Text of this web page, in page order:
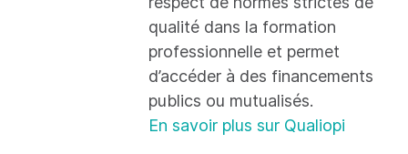
qualité dans la formation
professionnelle et permet
d’accéder à des financements
publics ou mutualisés.
En savoir plus sur Qualiopi